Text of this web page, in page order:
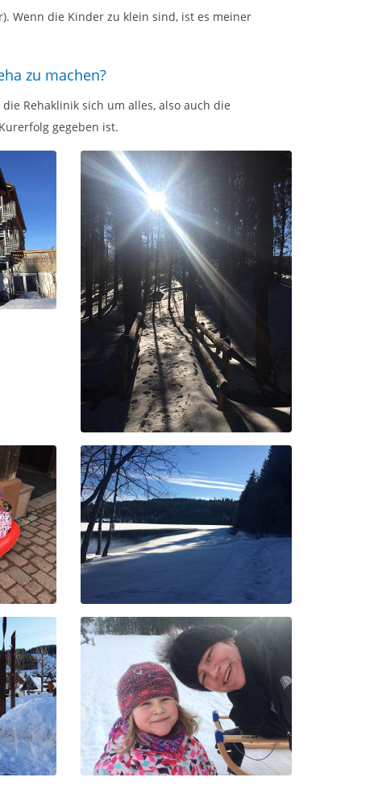
Wenn die Kinder zu klein sind, ist es meiner
zu machen?
Rehaklinik sich um alles, also auch die
gegeben ist.